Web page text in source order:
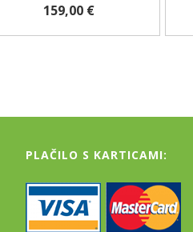
159,00 €
PLAČILO S KARTICAMI: